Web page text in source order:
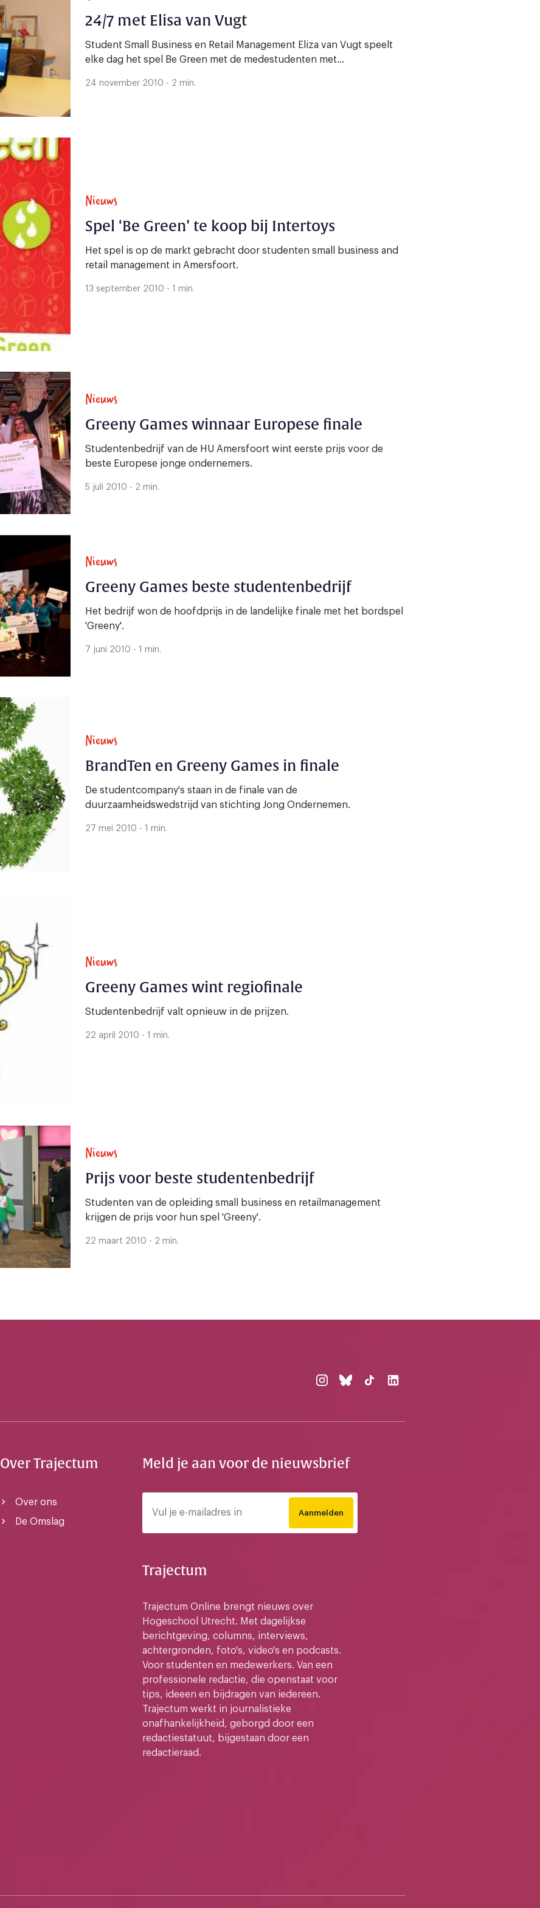
24/7 met Elisa van Vugt
Student Small Business en Retail Management Eliza van Vugt speelt
elke dag het spel Be Green met de medestudenten met...
24 november 2010 - 2 min.
Nieuws
Spel ‘Be Green’ te koop bij Intertoys
Het spel is op de markt gebracht door studenten small business and
retail management in Amersfoort.
13 september 2010 - 1 min.
Nieuws
Greeny Games winnaar Europese finale
Studentenbedrijf van de HU Amersfoort wint eerste prijs voor de
beste Europese jonge ondernemers.
5 juli 2010 - 2 min.
Nieuws
Greeny Games beste studentenbedrijf
Het bedrijf won de hoofdprijs in de landelijke finale met het bordspel
'Greeny'.
7 juni 2010 - 1 min.
Nieuws
BrandTen en Greeny Games in finale
De studentcompany's staan in de finale van de
duurzaamheidswedstrijd van stichting Jong Ondernemen.
27 mei 2010 - 1 min.
Nieuws
Greeny Games wint regiofinale
Studentenbedrijf valt opnieuw in de prijzen.
22 april 2010 - 1 min.
Nieuws
Prijs voor beste studentenbedrijf
Studenten van de opleiding small business en retailmanagement
krijgen de prijs voor hun spel 'Greeny'.
22 maart 2010 - 2 min.
Over Trajectum
Over ons
De Omslag
Meld je aan voor de nieuwsbrief
Aanmelden
Trajectum
Trajectum Online brengt nieuws over
Hogeschool Utrecht. Met dagelijkse
berichtgeving, columns, interviews,
achtergronden, foto's, video's en podcasts.
Voor studenten en medewerkers. Van een
professionele redactie, die openstaat voor
tips, ideeen en bijdragen van iedereen.
Trajectum werkt in journalistieke
onafhankelijkheid, geborgd door een
redactiestatuut, bijgestaan door een
redactieraad.